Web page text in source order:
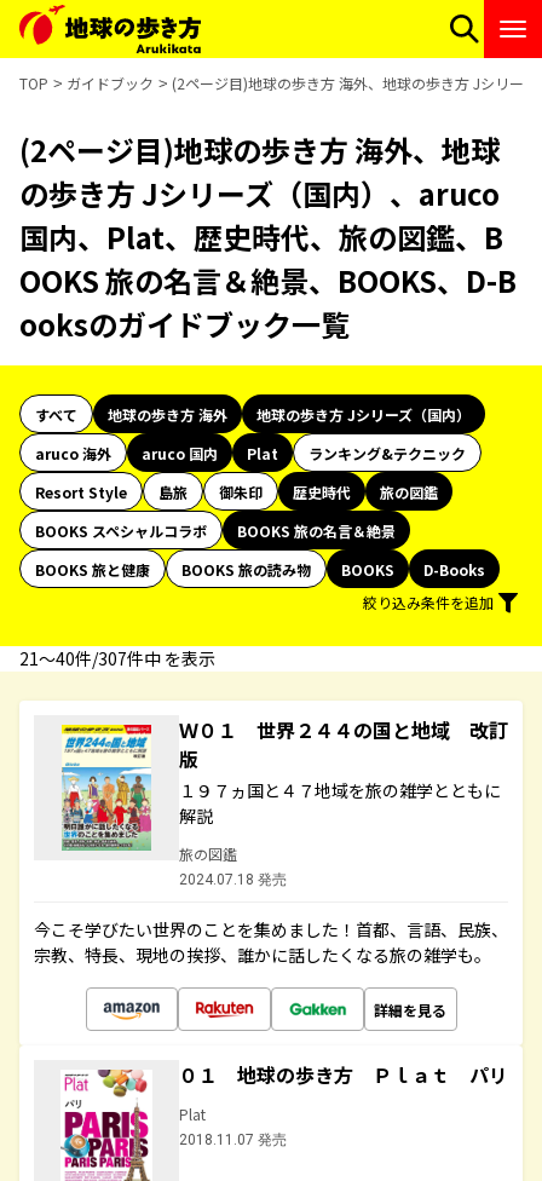
TOP ガイドブック (2ページ目)地球の歩き方 海外、地球の歩き方 Jシリー
(2ページ目)地球の歩き方 海外、地球
の歩き方 Jシリーズ（国内）、aruco
国内、Plat、歴史時代、旅の図鑑、B
OOKS 旅の名言＆絶景、BOOKS、D-B
ooksのガイドブック一覧
すべて 地球の歩き方 海外
地球の歩き方 Jシリーズ（国内）
aruco 海外
aruco 国内 Plat
ランキング&テクニック
Resort Style
島旅 御朱印 歴史時代
旅の図鑑
BOOKS スペシャルコラボ
BOOKS 旅の名言＆絶景
BOOKS 旅と健康
BOOKS 旅の読み物 BOOKS
D-Books
絞り込み条件を追加
21〜40件/307件中 を表示
Ｗ０１ 世界２４４の国と地域 改訂
版
１９７ヵ国と４７地域を旅の雑学とともに
解説
旅の図鑑
2024.07.18 発売
今こそ学びたい世界のことを集めました！首都、言語、民族、
宗教、特長、現地の挨拶、誰かに話したくなる旅の雑学も。
詳細を見る
０１ 地球の歩き方 Ｐｌａｔ パリ
Plat
2018.11.07 発売